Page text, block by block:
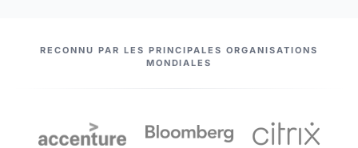
NOS PARTENAIRES
RECONNU PAR LES PRINCIPALES ORGANISATIONS
MONDIALES